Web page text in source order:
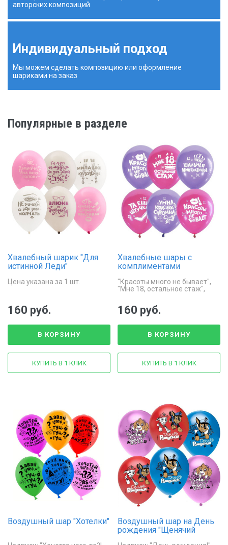
авторских композиций
Индивидуальный подход
Мы можем сделать композицию или оформление
шариками на заказ
Популярные в разделе
Хвалебный шарик "Для
истинной Леди"
Цена указана за 1 шт.
160 руб.
В КОРЗИНУ
КУПИТЬ В 1 КЛИК
Хвалебные шары с
комплиментами
слова"
"Красоты много не бывает",
"Мне 18, остальное стаж",
160 руб.
В КОРЗИНУ
КУПИТЬ В 1 КЛИК
Воздушный шар "Хотелки"
Воздушный шар на День
рождения "Щенячий